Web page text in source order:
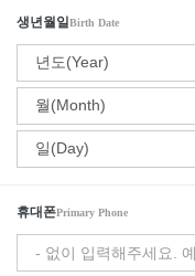
생년월일 Birth Date
휴대폰 Primary Phone